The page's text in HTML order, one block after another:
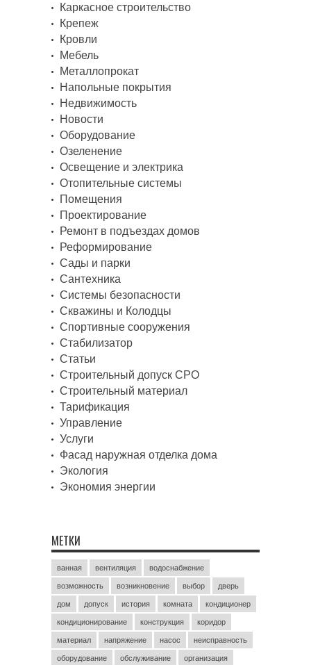
Каркасное строительство
Крепеж
Кровли
Мебель
Металлопрокат
Напольные покрытия
Недвижимость
Новости
Оборудование
Озеленение
Освещение и электрика
Отопительные системы
Помещения
Проектирование
Ремонт в подъездах домов
Реформирование
Сады и парки
Сантехника
Системы безопасности
Скважины и Колодцы
Спортивные сооружения
Стабилизатор
Статьи
Строительный допуск СРО
Строительный материал
Тарификация
Управление
Услуги
Фасад наружная отделка дома
Экология
Экономия энергии
МЕТКИ
ванная вентиляция водоснабжение
возможность возникновение выбор дверь
дом допуск история комната кондиционер
кондиционирование конструкция коридор
материал напряжение насос неисправность
оборудование обслуживание организация